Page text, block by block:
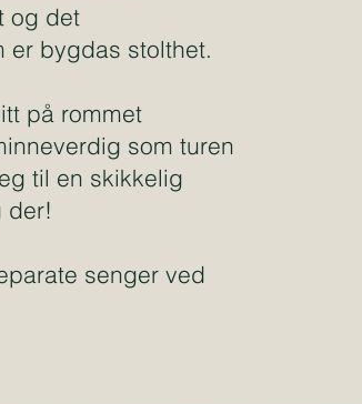
og det
er bygdas stolthet.
på rommet
som turen
til en skikkelig
der!
senger ved